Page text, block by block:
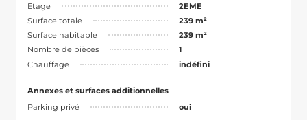
Etage
2EME
Surface totale
239 m²
Surface habitable
239 m²
Nombre de pièces
1
Chauffage
indéfini
Annexes et surfaces additionnelles
Parking privé
oui